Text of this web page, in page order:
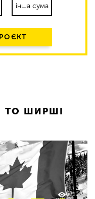
інша сума
ТО ШИРШІ
232